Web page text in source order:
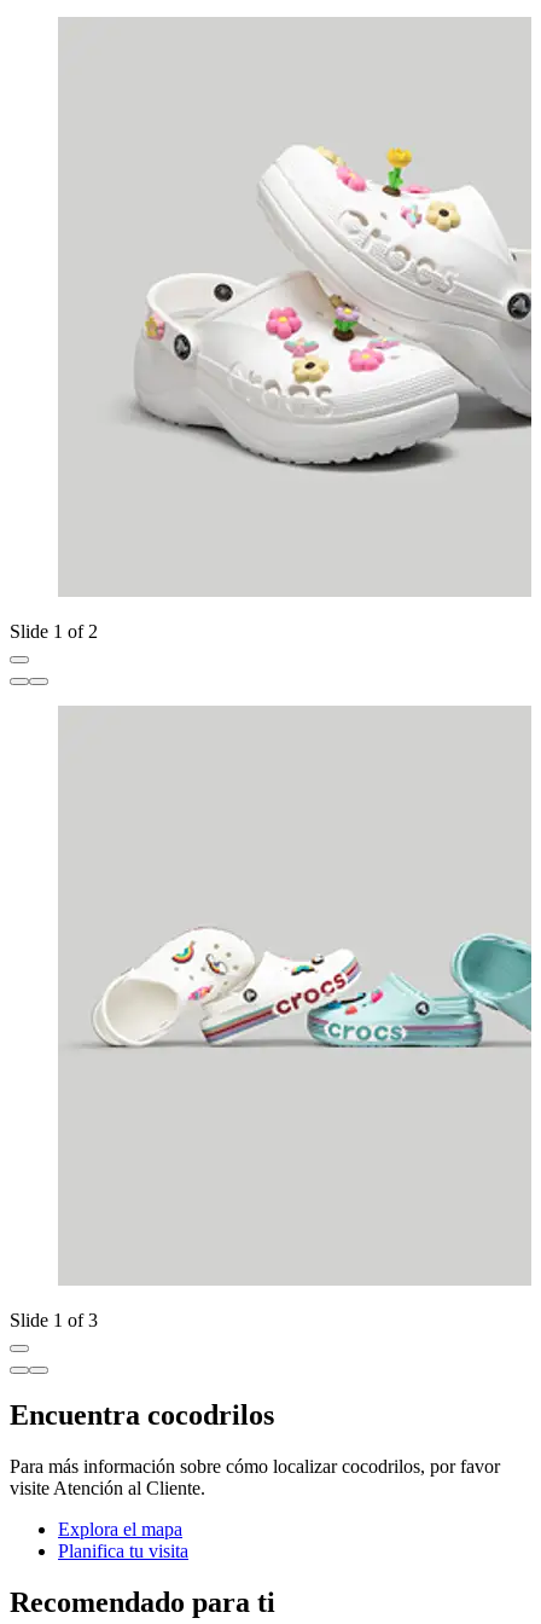
Slide 1 of 2
Slide 1 of 3
Encuentra cocodrilos
Para más información sobre cómo localizar cocodrilos, por favor
visite Atención al Cliente.
Explora el mapa
Planifica tu visita
Recomendado para ti